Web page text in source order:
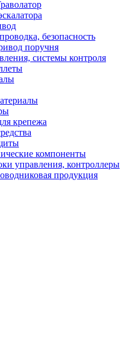
безопасность
поручня
системы контроля
крепежа
компоненты
управления, контроллеры
продукция